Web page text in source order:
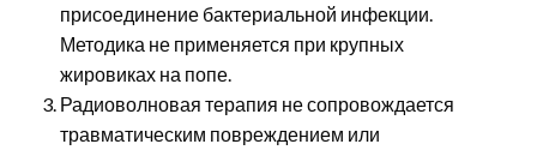
присоединение бактериальной инфекции.
Методика не применяется при крупных
жировиках на попе.
Радиоволновая терапия не сопровождается
травматическим повреждением или